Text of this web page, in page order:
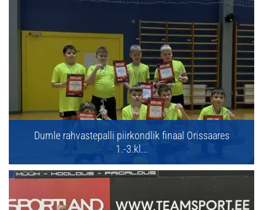
Dumle rahvastepalli piirkondlik finaal Orissaares
1.-3.kl...